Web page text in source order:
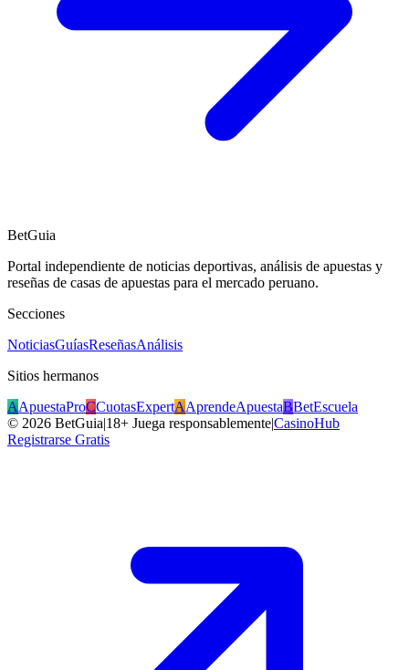
BetGuia
Portal independiente de noticias deportivas, análisis de apuestas y
reseñas de casas de apuestas para el mercado peruano.
Secciones
NoticiasGuíasReseñasAnálisis
Sitios hermanos
AApuestaProCCuotasExpertAAprendeApuestaBBetEscuela
© 2026 BetGuia|18+ Juega responsablemente|CasinoHub
Registrarse Gratis